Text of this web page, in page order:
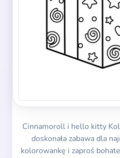
Cinnamoroll i hello kitty
doskonała zabawa dla
kolorowankę i zaproś